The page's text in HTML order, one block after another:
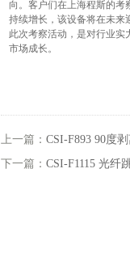
向。客户们在上海程斯的
持续增长，该设备将在未来
此次考察活动，是对行业
市场成长。
上一篇： CSI-F893 90度
下一篇： CSI-F1115 光纤